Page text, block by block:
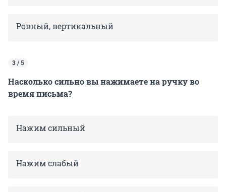
Ровный, вертикальный
3 / 5
Насколько сильно вы нажимаете на ручку во
время письма?
Нажим сильный
Нажим слабый